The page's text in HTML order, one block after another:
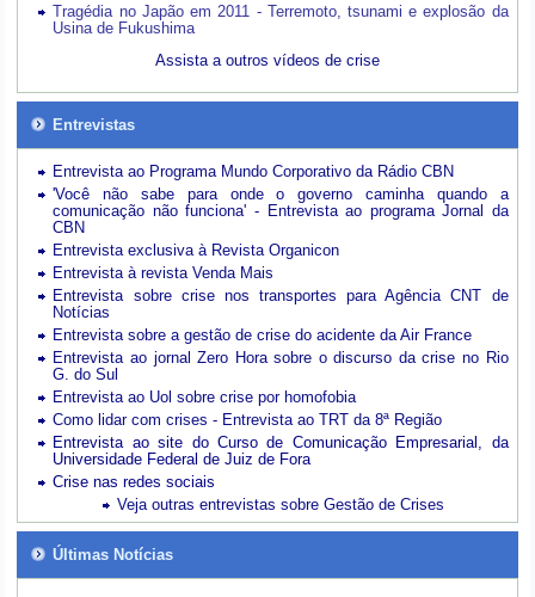
Tragédia no Japão em 2011 - Terremoto, tsunami e explosão da
Usina de Fukushima
Assista a outros vídeos de crise
Entrevistas
Entrevista ao Programa Mundo Corporativo da Rádio CBN
'Você não sabe para onde o governo caminha quando a
comunicação não funciona' - Entrevista ao programa Jornal da
CBN
Entrevista exclusiva à Revista Organicon
Entrevista à revista Venda Mais
Entrevista sobre crise nos transportes para Agência CNT de
Notícias
Entrevista sobre a gestão de crise do acidente da Air France
Entrevista ao jornal Zero Hora sobre o discurso da crise no Rio
G. do Sul
Entrevista ao Uol sobre crise por homofobia
Como lidar com crises - Entrevista ao TRT da 8ª Região
Entrevista ao site do Curso de Comunicação Empresarial, da
Universidade Federal de Juiz de Fora
Crise nas redes sociais
Veja outras entrevistas sobre Gestão de Crises
Últimas Notícias